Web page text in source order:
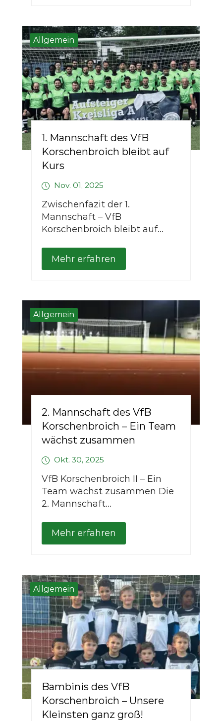
Allgemein
1. Mannschaft des VfB
Korschenbroich bleibt auf
Kurs
Nov. 01, 2025
Zwischenfazit der 1.
Mannschaft – VfB
Korschenbroich bleibt auf...
Mehr erfahren
Allgemein
2. Mannschaft des VfB
Korschenbroich – Ein Team
wächst zusammen
Okt. 30, 2025
VfB Korschenbroich II – Ein
Team wächst zusammen Die
2. Mannschaft...
Mehr erfahren
Allgemein
Bambinis des VfB
Korschenbroich – Unsere
Kleinsten ganz groß!